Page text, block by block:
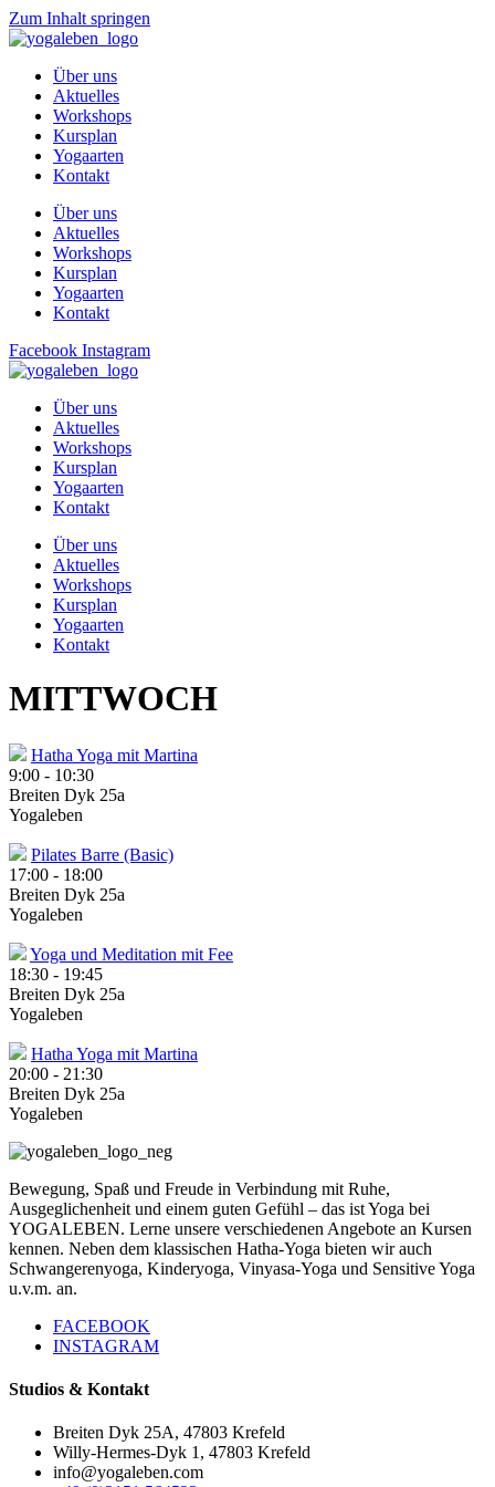
Zum Inhalt springen
Über uns
Aktuelles
Workshops
Kursplan
Yogaarten
Kontakt
Über uns
Aktuelles
Workshops
Kursplan
Yogaarten
Kontakt
Facebook Instagram
Über uns
Aktuelles
Workshops
Kursplan
Yogaarten
Kontakt
Über uns
Aktuelles
Workshops
Kursplan
Yogaarten
Kontakt
MITTWOCH
Hatha Yoga mit Martina
9:00 - 10:30
Breiten Dyk 25a
Yogaleben
Pilates Barre (Basic)
17:00 - 18:00
Breiten Dyk 25a
Yogaleben
Yoga und Meditation mit Fee
18:30 - 19:45
Breiten Dyk 25a
Yogaleben
Hatha Yoga mit Martina
20:00 - 21:30
Breiten Dyk 25a
Yogaleben
Bewegung, Spaß und Freude in Verbindung mit Ruhe,
Ausgeglichenheit und einem guten Gefühl – das ist Yoga bei
YOGALEBEN. Lerne unsere verschiedenen Angebote an Kursen
kennen. Neben dem klassischen Hatha-Yoga bieten wir auch
Schwangerenyoga, Kinderyoga, Vinyasa-Yoga und Sensitive Yoga
u.v.m. an.
FACEBOOK
INSTAGRAM
Studios & Kontakt
Breiten Dyk 25A, 47803 Krefeld
Willy-Hermes-Dyk 1, 47803 Krefeld
info@yogaleben.com